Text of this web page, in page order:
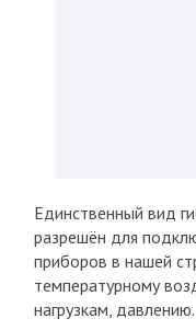
Единственный вид
разрешён для
приборов в нашей
температурному
нагрузкам, давлению.